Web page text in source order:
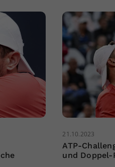
21.10.2023
ATP-
und